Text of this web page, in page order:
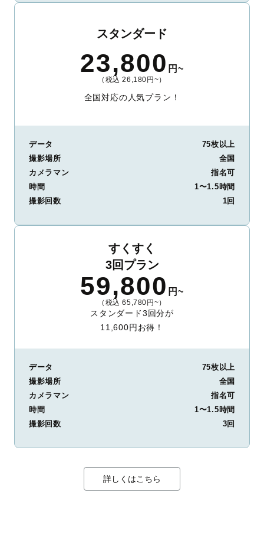
スタンダード
23,800 円~
（税込 26,180円~）
全国対応の人気プラン！
データ
75枚以上
撮影場所
全国
カメラマン
指名可
時間
1〜1.5時間
撮影回数
1回
すくすく
3回プラン
59,800 円~
（税込 65,780円~）
スタンダード3回分が
11,600円お得！
データ
75枚以上
撮影場所
全国
カメラマン
指名可
時間
1〜1.5時間
撮影回数
3回
詳しくはこちら